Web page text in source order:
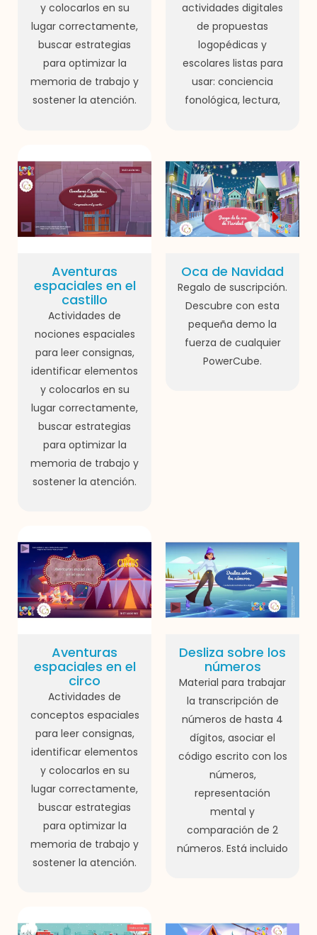
y colocarlos en su
lugar correctamente,
buscar estrategias
para optimizar la
memoria de trabajo y
sostener la atención.
actividades digitales
de propuestas
logopédicas y
escolares listas para
usar: conciencia
fonológica, lectura,
Aventuras
espaciales en el
castillo
Actividades de
nociones espaciales
para leer consignas,
identificar elementos
y colocarlos en su
lugar correctamente,
buscar estrategias
para optimizar la
memoria de trabajo y
sostener la atención.
Oca de Navidad
Regalo de suscripción.
Descubre con esta
pequeña demo la
fuerza de cualquier
PowerCube.
Aventuras
espaciales en el
circo
Actividades de
conceptos espaciales
para leer consignas,
identificar elementos
y colocarlos en su
lugar correctamente,
buscar estrategias
para optimizar la
memoria de trabajo y
sostener la atención.
Desliza sobre los
números
Material para trabajar
la transcripción de
números de hasta 4
dígitos, asociar el
código escrito con los
números,
representación
mental y
comparación de 2
números. Está incluido